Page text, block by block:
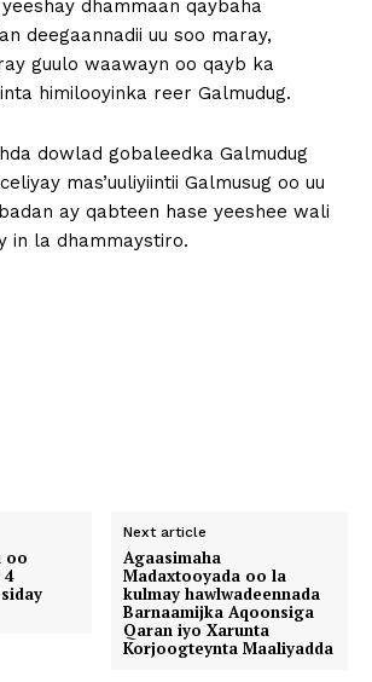
dhammaan qaybaha
deegaannadii uu soo maray,
guulo waawayn oo qayb ka
himilooyinka reer Galmudug.
dowlad gobaleedka Galmudug
mas’uuliyiintii Galmusug oo uu
ay qabteen hase yeeshee wali
in la dhammaystiro.
oo
4
Next article
Agaasimaha
Madaxtooyada oo la
kulmay hawlwadeennada
Barnaamijka Aqoonsiga
Qaran iyo Xarunta
Korjoogteynta Maaliyadda